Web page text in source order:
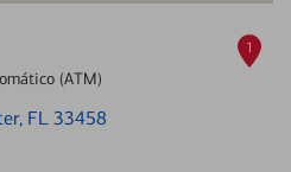
(ATM)
FL 33458
1